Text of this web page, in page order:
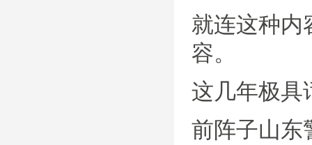
就连这种内
容。
这几年极具
前阵子山东